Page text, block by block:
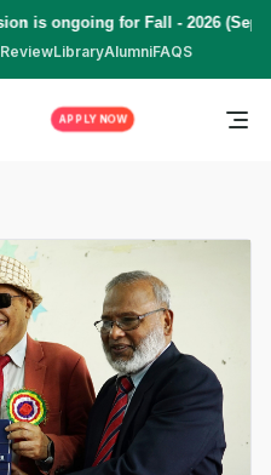
is ongoing for Fall - 2026
LibraryAlumniFAQS
APPLY NOW